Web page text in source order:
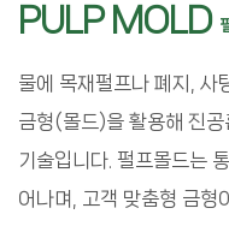
PULP MOLD
물에 목재펄프나 폐지, 사
금형(몰드)을 활용해 진
기술입니다. 펄프몰드는
어나며, 고객 맞춤형 금형